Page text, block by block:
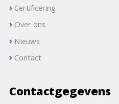
Certificering
Over ons
Nieuws
Contact
Contactgegevens